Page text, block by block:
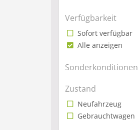
Verfügbarkeit
Sofort verfügbar
Alle anzeigen
Sonderkonditionen
Zustand
Neufahrzeug
Gebrauchtwagen